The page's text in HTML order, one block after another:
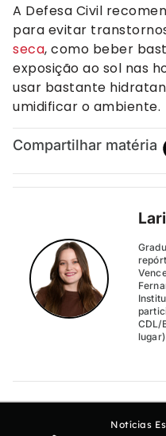
A Defesa Civil
para evitar
seca, como beber
exposição ao sol nas
usar bastante
umidificar o ambiente.
Compartilhar matéria
CDL/
Notícias